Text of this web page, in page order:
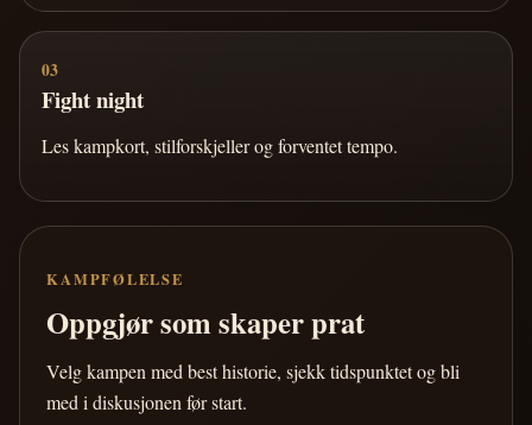
03
Fight night
Les kampkort, stilforskjeller og forventet tempo.
KAMPFØLELSE
Oppgjør som skaper prat
Velg kampen med best historie, sjekk tidspunktet og bli
med i diskusjonen før start.